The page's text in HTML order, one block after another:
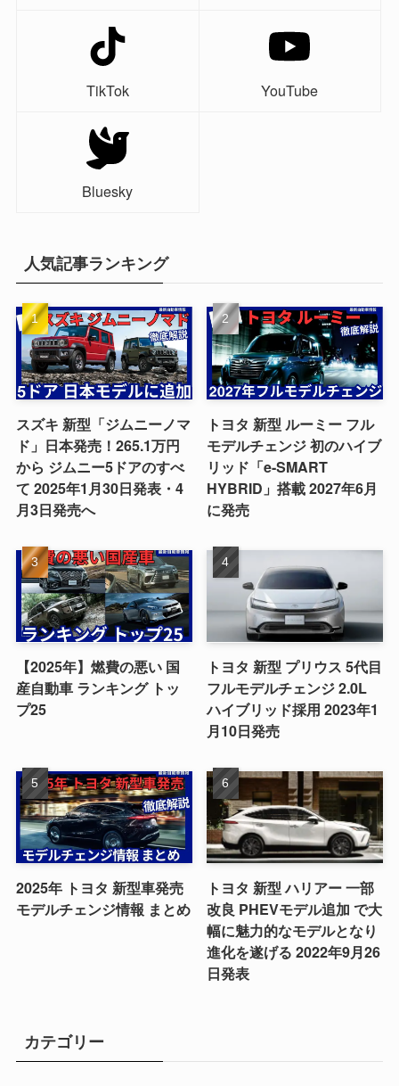
TikTok YouTube
Bluesky
人気記事ランキング
スズキ 新型「ジムニーノマ
ド」日本発売！265.1万円
から ジムニー5ドアのすべ
て 2025年1月30日発表・4
月3日発売へ
トヨタ 新型 ルーミー フル
モデルチェンジ 初のハイブ
リッド「e-SMART
HYBRID」搭載 2027年6月
に発売
【2025年】燃費の悪い 国
産自動車 ランキング トッ
プ25
トヨタ 新型 プリウス 5代目
フルモデルチェンジ 2.0L
ハイブリッド採用 2023年1
月10日発売
2025年 トヨタ 新型車発売
モデルチェンジ情報 まとめ
トヨタ 新型 ハリアー 一部
改良 PHEVモデル追加 で大
幅に魅力的なモデルとなり
進化を遂げる 2022年9月26
日発表
カテゴリー